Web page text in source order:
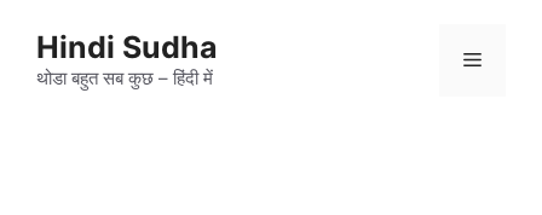
contentHindi Sudha
थोडा बहुत सब कुछ – हिंदी में
Menu